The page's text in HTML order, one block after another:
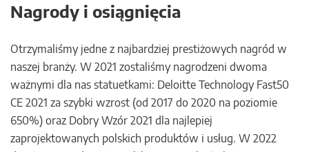
Nagrody i osiągnięcia
Otrzymaliśmy jedne z najbardziej prestiżowych nagród w
naszej branży. W 2021 zostaliśmy nagrodzeni dwoma
ważnymi dla nas statuetkami: Deloitte Technology Fast50
CE 2021 za szybki wzrost (od 2017 do 2020 na poziomie
650%) oraz Dobry Wzór 2021 dla najlepiej
zaprojektowanych polskich produktów i usług. W 2022